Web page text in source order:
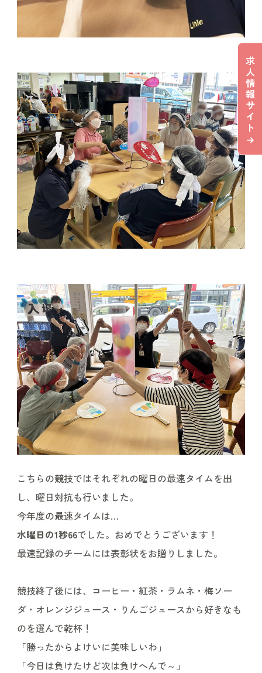
求
人
情
報
サ
イ
ト
こちらの競技ではそれぞれの曜日の最速タイムを出
し、曜日対抗も行いました。
今年度の最速タイムは…
水曜日の1秒66でした。おめでとうございます！
最速記録のチームには表彰状をお贈りしました。
競技終了後には、コーヒー・紅茶・ラムネ・梅ソー
ダ・オレンジジュース・りんごジュースから好きなも
のを選んで乾杯！
「勝ったからよけいに美味しいわ」
「今日は負けたけど次は負けへんで～」